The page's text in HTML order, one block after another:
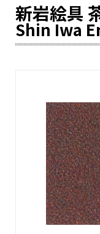
新岩絵具
Shin Iwa